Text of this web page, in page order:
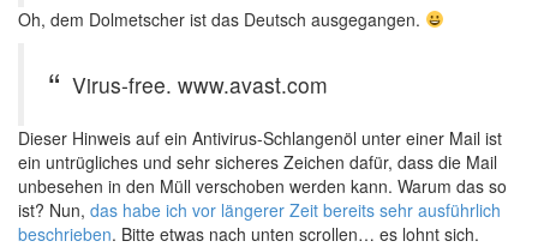
Oh, dem Dolmetscher ist das Deutsch ausgegangen.
Virus-free. www.avast.com
Dieser Hinweis auf ein Antivirus-Schlangenöl unter einer Mail ist
ein untrügliches und sehr sicheres Zeichen dafür, dass die Mail
unbesehen in den Müll verschoben werden kann. Warum das so
ist? Nun, das habe ich vor längerer Zeit bereits sehr ausführlich
beschrieben. Bitte etwas nach unten scrollen… es lohnt sich.